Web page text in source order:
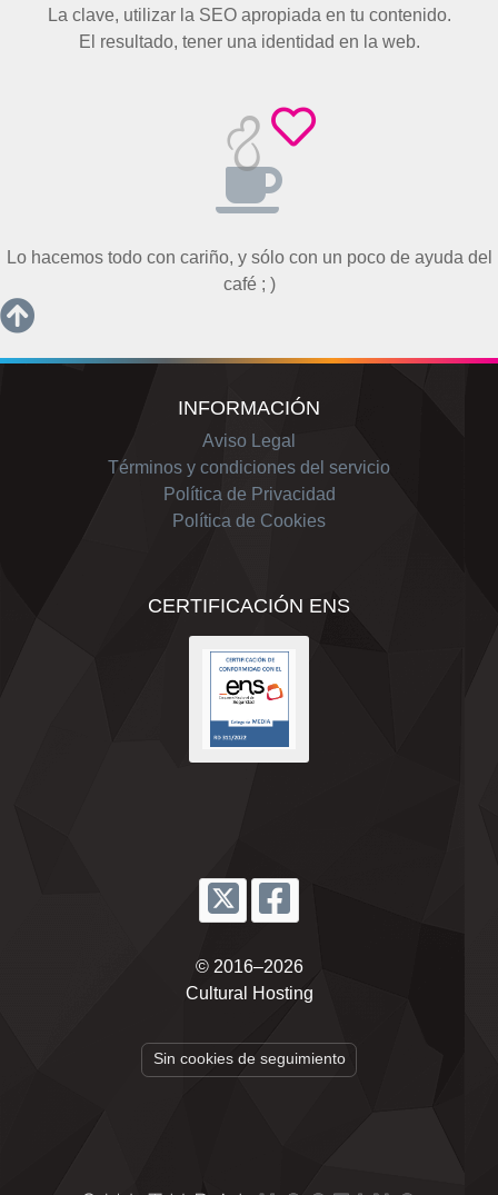
La clave, utilizar la SEO apropiada en tu contenido.
El resultado, tener una identidad en la web.
Lo hacemos todo con cariño, y sólo con un poco de ayuda del
café ; )
INFORMACIÓN
Aviso Legal
Términos y condiciones del servicio
Política de Privacidad
Política de Cookies
CERTIFICACIÓN ENS
© 2016–2026
Cultural Hosting
Sin cookies de seguimiento